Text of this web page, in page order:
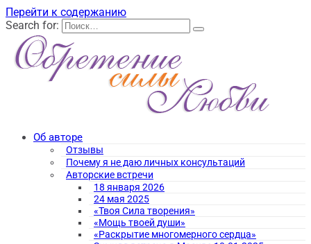
Перейти к содержанию
Search for:
Об авторе
Отзывы
Почему я не даю личных консультаций
Авторские встречи
18 января 2026
24 мая 2025
«Твоя Сила творения»
«Мощь твоей души»
«Раскрытие многомерного сердца»